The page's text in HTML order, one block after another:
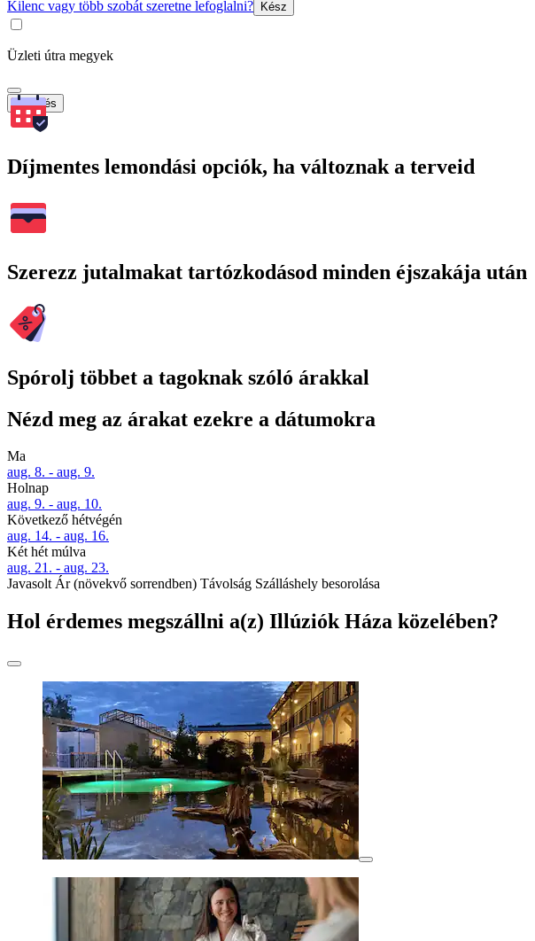
Kilenc vagy több szobát szeretne lefoglalni? Kész
Üzleti útra megyek
Keresés
Díjmentes lemondási opciók, ha változnak a terveid
Szerezz jutalmakat tartózkodásod minden éjszakája után
Spórolj többet a tagoknak szóló árakkal
Nézd meg az árakat ezekre a dátumokra
Ma
aug. 8. - aug. 9.
Holnap
aug. 9. - aug. 10.
Következő hétvégén
aug. 14. - aug. 16.
Két hét múlva
aug. 21. - aug. 23.
Javasolt Ár (növekvő sorrendben) Távolság Szálláshely besorolása
Hol érdemes megszállni a(z) Illúziók Háza közelében?